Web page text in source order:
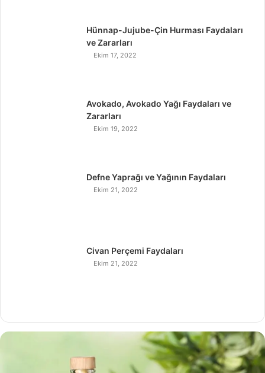
Hünnap-Jujube-Çin Hurması Faydaları
ve Zararları
Ekim 17, 2022
Avokado, Avokado Yağı Faydaları ve
Zararları
Ekim 19, 2022
Defne Yaprağı ve Yağının Faydaları
Ekim 21, 2022
Civan Perçemi Faydaları
Ekim 21, 2022
H